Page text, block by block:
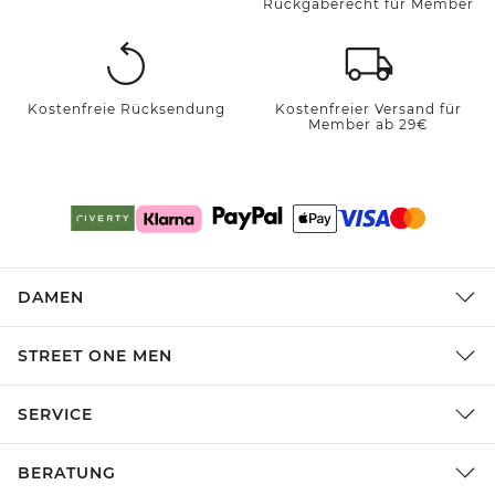
Rückgaberecht für Member
Kostenfreie Rücksendung
Kostenfreier Versand für
Member ab 29€
DAMEN
STREET ONE MEN
SERVICE
BERATUNG